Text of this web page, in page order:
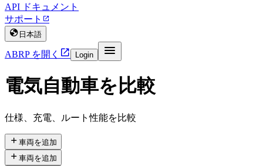
API ドキュメント
サポート 
 日本語
ABRP を開く  Login 
電気自動車を比較
仕様、充電、ルート性能を比較
 車両を追加
 車両を追加